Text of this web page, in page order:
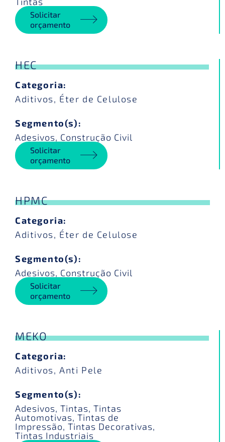
Solicitar
orçamento
HEC
Categoria:
Aditivos, Éter de Celulose
Segmento(s):
Adesivos, Construção Civil
Solicitar
orçamento
HPMC
Categoria:
Aditivos, Éter de Celulose
Segmento(s):
Adesivos, Construção Civil
Solicitar
orçamento
MEKO
Categoria:
Aditivos,Anti Pele
Segmento(s):
Adesivos, Tintas, Tintas
Automotivas, Tintas de
Impressão, Tintas Decorativas,
Tintas Industriais